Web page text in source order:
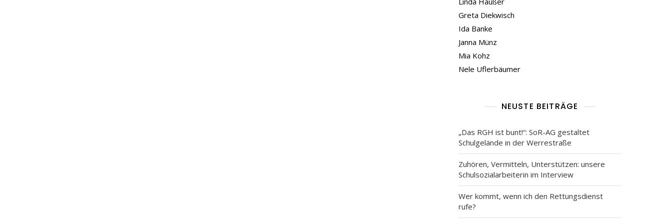
Greta Diekwisch
Ida Banke
Janna Münz
Mia Kohz
Nele Uflerbäumer
NEUSTE BEITRÄGE
„Das RGH ist bunt!“: SoR-AG gestaltet
Schulgelände in der Werrestraße
Zuhören, Vermitteln, Unterstützen: unsere
Schulsozialarbeiterin im Interview
Wer kommt, wenn ich den Rettungsdienst
rufe?